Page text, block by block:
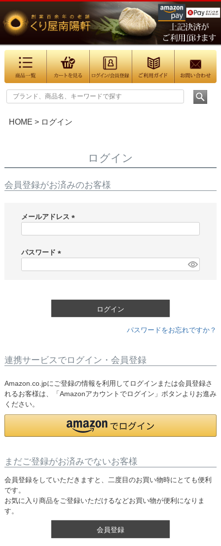
HOME ログイン
ログイン
会員登録がお済みのお客様
メールアドレス
)
パスワード
ログイン
パスワードをお忘れですか？
連携サービスでログイン・会員登録
Amazon.co.jpにご登録の情報を利用してログインまたは会員登録さ
れるお客様は、「Amazonアカウントでログイン」ボタンよりお進み
ください。
まだご登録がお済みでないお客様
会員登録をしていただきますと、二度目のお買い物時にとても便利
です。
お気に入り商品をご登録いただけるなどお買い物が便利になりま
す。
会員登録